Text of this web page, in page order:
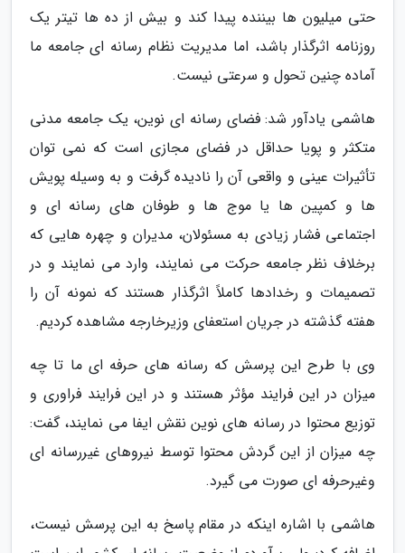
حتی میلیون ها بیننده پیدا کند و بیش از ده ها تیتر یک
روزنامه اثرگذار باشد، اما مدیریت نظام رسانه ای جامعه ما
آماده چنین تحول و سرعتی نیست.
هاشمی یادآور شد: فضای رسانه ای نوین، یک جامعه مدنی
متکثر و پویا حداقل در فضای مجازی است که نمی توان
تأثیرات عینی و واقعی آن را نادیده گرفت و به وسیله پویش
ها و کمپین ها یا موج ها و طوفان های رسانه ای و
اجتماعی فشار زیادی به مسئولان، مدیران و چهره هایی که
برخلاف نظر جامعه حرکت می نمایند، وارد می نمایند و در
تصمیمات و رخدادها کاملاً اثرگذار هستند که نمونه آن را
هفته گذشته در جریان استعفای وزیرخارجه مشاهده کردیم.
وی با طرح این پرسش که رسانه های حرفه ای ما تا چه
میزان در این فرایند مؤثر هستند و در این فرایند فراوری و
توزیع محتوا در رسانه های نوین نقش ایفا می نمایند، گفت:
چه میزان از این گردش محتوا توسط نیروهای غیررسانه ای
وغیرحرفه ای صورت می گیرد.
هاشمی با اشاره اینکه در مقام پاسخ به این پرسش نیست،